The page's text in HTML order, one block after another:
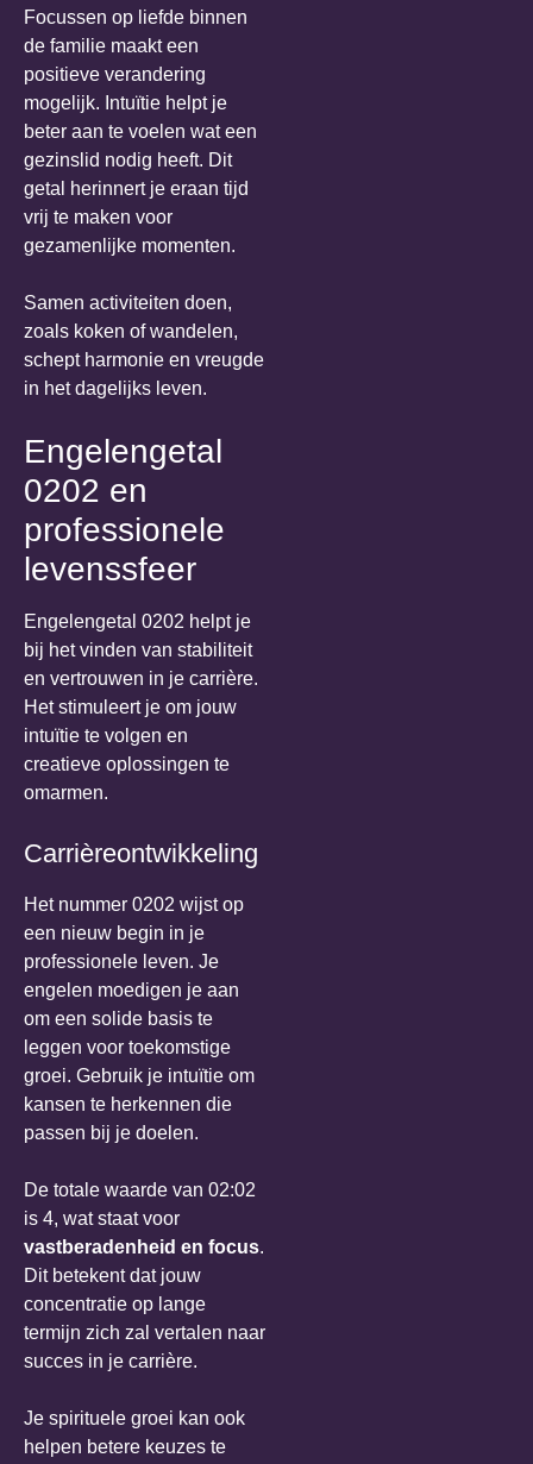
Focussen op liefde binnen
de familie maakt een
positieve verandering
mogelijk. Intuïtie helpt je
beter aan te voelen wat een
gezinslid nodig heeft. Dit
getal herinnert je eraan tijd
vrij te maken voor
gezamenlijke momenten.
Samen activiteiten doen,
zoals koken of wandelen,
schept harmonie en vreugde
in het dagelijks leven.
Engelengetal
0202 en
professionele
levenssfeer
Engelengetal 0202 helpt je
bij het vinden van stabiliteit
en vertrouwen in je carrière.
Het stimuleert je om jouw
intuïtie te volgen en
creatieve oplossingen te
omarmen.
Carrièreontwikkeling
Het nummer 0202 wijst op
een nieuw begin in je
professionele leven. Je
engelen moedigen je aan
om een solide basis te
leggen voor toekomstige
groei. Gebruik je intuïtie om
kansen te herkennen die
passen bij je doelen.
De totale waarde van 02:02
is 4, wat staat voor
vastberadenheid en focus.
Dit betekent dat jouw
concentratie op lange
termijn zich zal vertalen naar
succes in je carrière.
Je spirituele groei kan ook
helpen betere keuzes te